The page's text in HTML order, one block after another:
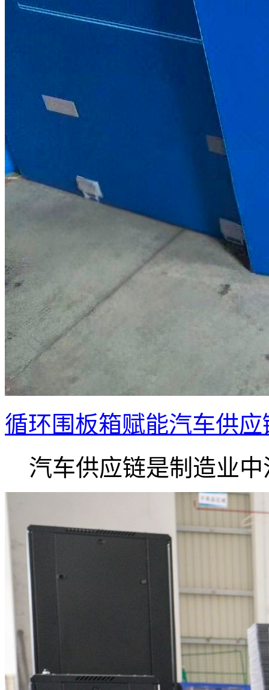
循环围板箱赋能汽车供
汽车供应链是制造业中